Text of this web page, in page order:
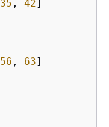
35 , 42
56 , 63]